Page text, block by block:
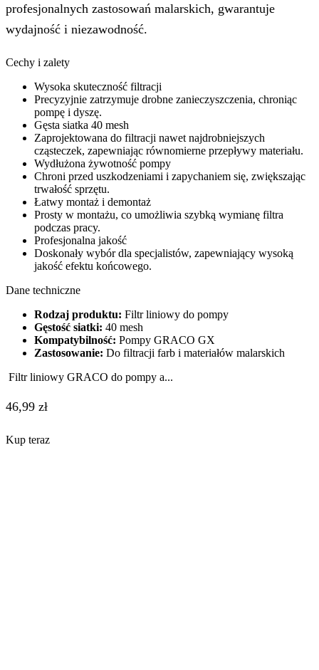
profesjonalnych zastosowań malarskich, gwarantuje
wydajność i niezawodność.
Cechy i zalety
Wysoka skuteczność filtracji
Precyzyjnie zatrzymuje drobne zanieczyszczenia, chroniąc
pompę i dyszę.
Gęsta siatka 40 mesh
Zaprojektowana do filtracji nawet najdrobniejszych
cząsteczek, zapewniając równomierne przepływy materiału.
Wydłużona żywotność pompy
Chroni przed uszkodzeniami i zapychaniem się, zwiększając
trwałość sprzętu.
Łatwy montaż i demontaż
Prosty w montażu, co umożliwia szybką wymianę filtra
podczas pracy.
Profesjonalna jakość
Doskonały wybór dla specjalistów, zapewniający wysoką
jakość efektu końcowego.
Dane techniczne
Rodzaj produktu: Filtr liniowy do pompy
Gęstość siatki: 40 mesh
Kompatybilność: Pompy GRACO GX
Zastosowanie: Do filtracji farb i materiałów malarskich
Filtr liniowy GRACO do pompy a...
46,99 zł
Kup teraz